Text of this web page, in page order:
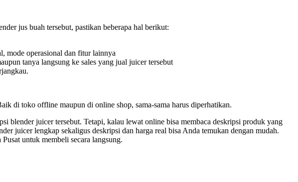
jus buah tersebut, pastikan beberapa hal berikut:
mode operasional dan fitur lainnya
tanya langsung ke sales yang jual juicer tersebut
di toko offline maupun di online shop, sama-sama harus diperhatikan.
blender juicer tersebut. Tetapi, kalau lewat online bisa membaca deskripsi produk yang
juicer lengkap sekaligus deskripsi dan harga real bisa Anda temukan dengan mudah.
untuk membeli secara langsung.